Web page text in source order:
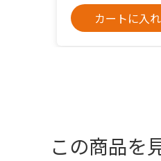
カートに入
この商品を